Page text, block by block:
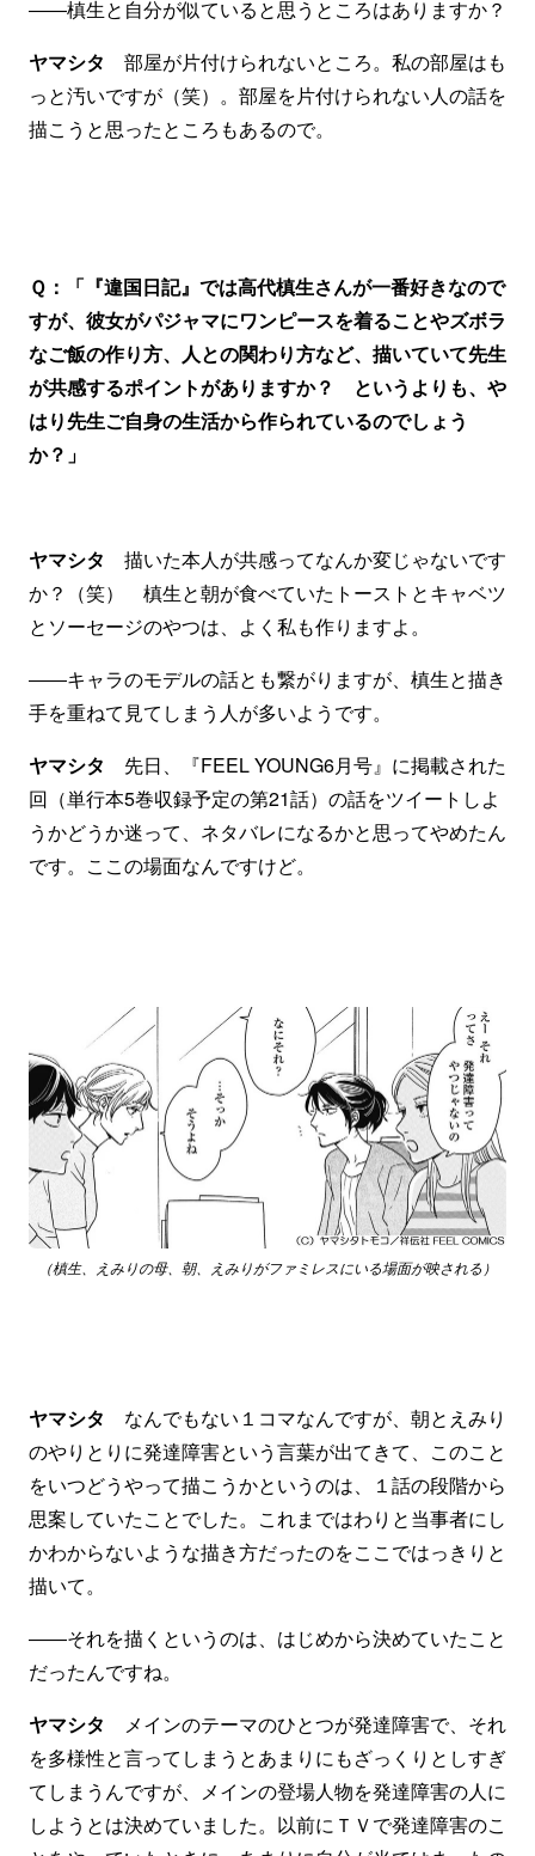
――槙生と自分が似ていると思うところはありますか？
ヤマシタ 部屋が片付けられないところ。私の部屋はも
っと汚いですが（笑）。部屋を片付けられない人の話を
描こうと思ったところもあるので。
Ｑ：「『違国日記』では高代槙生さんが一番好きなので
すが、彼女がパジャマにワンピースを着ることやズボラ
なご飯の作り方、人との関わり方など、描いていて先生
が共感するポイントがありますか？ というよりも、や
はり先生ご自身の生活から作られているのでしょう
か？」
ヤマシタ 描いた本人が共感ってなんか変じゃないです
か？（笑） 槙生と朝が食べていたトーストとキャベツ
とソーセージのやつは、よく私も作りますよ。
――キャラのモデルの話とも繋がりますが、槙生と描き
手を重ねて見てしまう人が多いようです。
ヤマシタ 先日、『FEEL YOUNG6月号』に掲載された
回（単行本5巻収録予定の第21話）の話をツイートしよ
うかどうか迷って、ネタバレになるかと思ってやめたん
です。ここの場面なんですけど。
（槙生、えみりの母、朝、えみりがファミレスにいる場面が映される）
ヤマシタ なんでもない１コマなんですが、朝とえみり
のやりとりに発達障害という言葉が出てきて、このこと
をいつどうやって描こうかというのは、１話の段階から
思案していたことでした。これまではわりと当事者にし
かわからないような描き方だったのをここではっきりと
描いて。
――それを描くというのは、はじめから決めていたこと
だったんですね。
ヤマシタ メインのテーマのひとつが発達障害で、それ
を多様性と言ってしまうとあまりにもざっくりとしすぎ
てしまうんですが、メインの登場人物を発達障害の人に
しようとは決めていました。以前にＴＶで発達障害のこ